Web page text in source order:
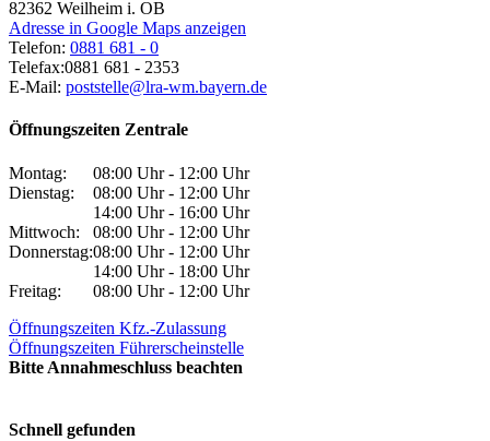
82362 Weilheim i. OB
Adresse in Google Maps anzeigen
Telefon: 0881 681 - 0
Telefax:0881 681 - 2353
E-Mail: poststelle@lra-wm.bayern.de
Öffnungszeiten Zentrale
Montag:
08:00 Uhr - 12:00 Uhr
Dienstag:
08:00 Uhr - 12:00 Uhr
14:00 Uhr - 16:00 Uhr
Mittwoch:
08:00 Uhr - 12:00 Uhr
Donnerstag:08:00 Uhr - 12:00 Uhr
14:00 Uhr - 18:00 Uhr
Freitag:
08:00 Uhr - 12:00 Uhr
Öffnungszeiten Kfz.-Zulassung
Öffnungszeiten Führerscheinstelle
Bitte Annahmeschluss beachten
Schnell gefunden